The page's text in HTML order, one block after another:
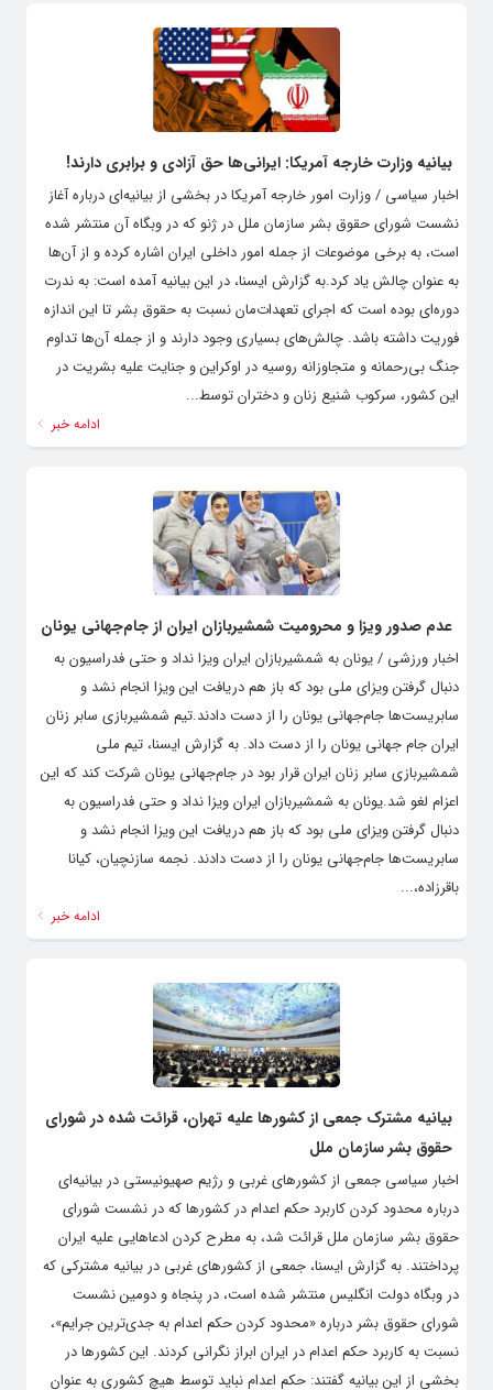
بیانیه وزارت خارجه آمریکا: ایرانی‌ها حق آزادی و برابری دارند!
اخبار سیاسی / وزارت امور خارجه آمریکا در بخشی از بیانیه‌ای درباره آغاز
نشست شورای حقوق بشر سازمان ملل در ژنو که در وبگاه آن منتشر شده
است، به برخی موضوعات از جمله امور داخلی ایران اشاره کرده و از آن‌ها
به عنوان چالش یاد کرد.به گزارش ایسنا، در این بیانیه آمده است: به ندرت
دوره‌ای بوده است که اجرای تعهدات‌مان نسبت به حقوق بشر تا این اندازه
فوریت داشته باشد. چالش‌های بسیاری وجود دارند و از جمله آن‌ها تداوم
جنگ بی‌رحمانه و متجاوزانه روسیه در اوکراین و جنایت علیه بشریت در
این کشور، سرکوب شنیع زنان و دختران توسط...
ادامه خبر
عدم صدور ویزا و محرومیت شمشیربازان ایران از جام‌جهانی یونان
اخبار ورزشی / یونان به شمشیربازان ایران ویزا نداد و حتی فدراسیون به
دنبال گرفتن ویزای ملی بود که باز هم دریافت این ویزا انجام نشد و
سابریست‌ها جام‌جهانی یونان را از دست دادند.تیم شمشیربازی سابر زنان
ایران جام جهانی یونان را از دست داد. به گزارش ایسنا، تیم ملی
شمشیربازی سابر زنان ایران قرار بود در جام‌جهانی یونان شرکت کند که این
اعزام لغو شد.یونان به شمشیربازان ایران ویزا نداد و حتی فدراسیون به
دنبال گرفتن ویزای ملی بود که باز هم دریافت این ویزا انجام نشد و
سابریست‌ها جام‌جهانی یونان را از دست دادند. نجمه سازنچیان، کیانا
باقرزاده،...
ادامه خبر
بیانیه مشترک جمعی از کشورها علیه تهران، قرائت شده در شورای
حقوق بشر سازمان ملل
اخبار سیاسی جمعی از کشورهای غربی و رژیم صهیونیستی در بیانیه‌ای
درباره محدود کردن کاربرد حکم اعدام در کشورها که در نشست شورای
حقوق بشر سازمان ملل قرائت شد، به مطرح کردن ادعاهایی علیه ایران
پرداختند. به گزارش ایسنا، جمعی از کشورهای غربی در بیانیه‌ مشترکی که
در وبگاه دولت انگلیس منتشر شده است، در پنجاه و دومین نشست
شورای حقوق بشر درباره «محدود کردن حکم اعدام به جدی‌ترین جرایم»،
نسبت به کاربرد حکم اعدام در ایران ابراز نگرانی کردند. این کشورها در
بخشی از این بیانیه گفتند: حکم اعدام نباید توسط هیچ کشوری به عنوان